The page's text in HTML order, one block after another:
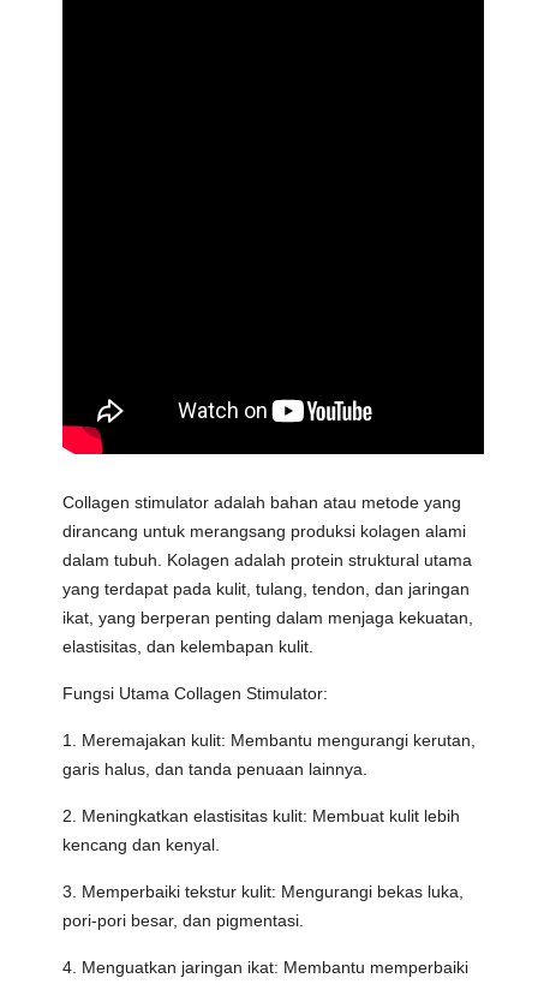
Collagen stimulator adalah bahan atau metode yang
dirancang untuk merangsang produksi kolagen alami
dalam tubuh. Kolagen adalah protein struktural utama
yang terdapat pada kulit, tulang, tendon, dan jaringan
ikat, yang berperan penting dalam menjaga kekuatan,
elastisitas, dan kelembapan kulit.
Fungsi Utama Collagen Stimulator:
1. Meremajakan kulit: Membantu mengurangi kerutan,
garis halus, dan tanda penuaan lainnya.
2. Meningkatkan elastisitas kulit: Membuat kulit lebih
kencang dan kenyal.
3. Memperbaiki tekstur kulit: Mengurangi bekas luka,
pori-pori besar, dan pigmentasi.
4. Menguatkan jaringan ikat: Membantu memperbaiki